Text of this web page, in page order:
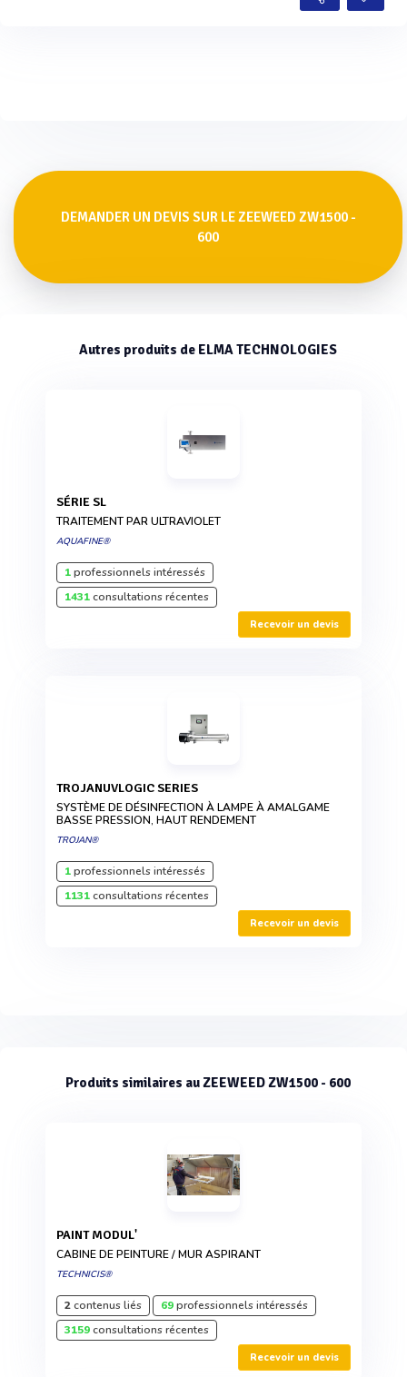
DEMANDER UN DEVIS SUR LE ZEEWEED ZW1500 -
600
Autres produits de ELMA TECHNOLOGIES
SÉRIE SL
TRAITEMENT PAR ULTRAVIOLET
AQUAFINE®
1professionnels intéressés
1431consultations récentes
Recevoir un devis
TROJANUVLOGIC SERIES
SYSTÈME DE DÉSINFECTION À LAMPE À AMALGAME
BASSE PRESSION, HAUT RENDEMENT
TROJAN®
1professionnels intéressés
1131consultations récentes
Recevoir un devis
Produits similaires au ZEEWEED ZW1500 - 600
PAINT MODUL'
CABINE DE PEINTURE / MUR ASPIRANT
TECHNICIS®
2contenus liés 69professionnels intéressés
3159consultations récentes
Recevoir un devis